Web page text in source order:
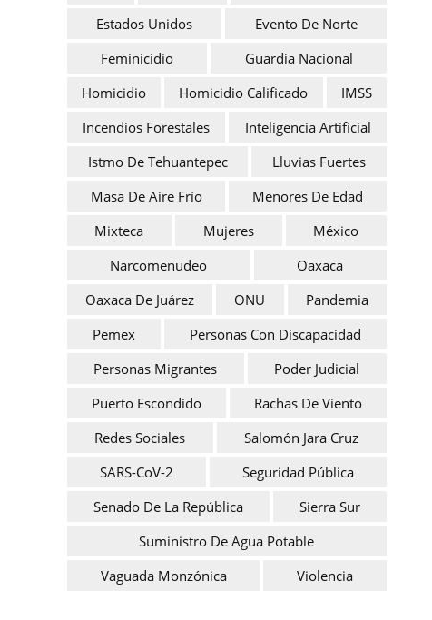
Estados Unidos
Evento De Norte
Feminicidio
Guardia Nacional
Homicidio
Homicidio Calificado
IMSS
Incendios Forestales
Inteligencia Artificial
Istmo De Tehuantepec
Lluvias Fuertes
Masa De Aire Frío
Menores De Edad
Mixteca
Mujeres
México
Narcomenudeo
Oaxaca
Oaxaca De Juárez
ONU
Pandemia
Pemex
Personas Con Discapacidad
Personas Migrantes
Poder Judicial
Puerto Escondido
Rachas De Viento
Redes Sociales
Salomón Jara Cruz
SARS-CoV-2
Seguridad Pública
Senado De La República
Sierra Sur
Suministro De Agua Potable
Vaguada Monzónica
Violencia